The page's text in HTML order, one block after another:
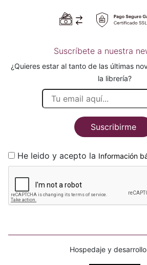
Suscríbete a nuestra
¿Quieres estar al tanto de las últimas
la librería?
Suscribirme
He leido y acepto la Información
Hospedaje y